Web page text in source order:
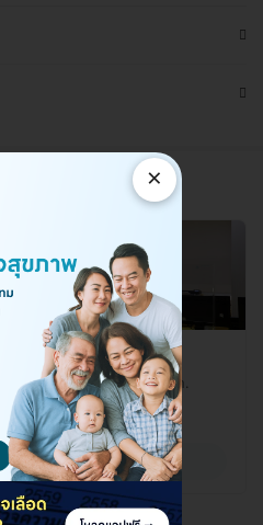
วจสุขภาพทั่วไป
1 ชั้น 7 โรงพยาบาลพญาไท 1 ถ.
ทวี กรุงเทพมหานคร 10400
ละเอียด
×